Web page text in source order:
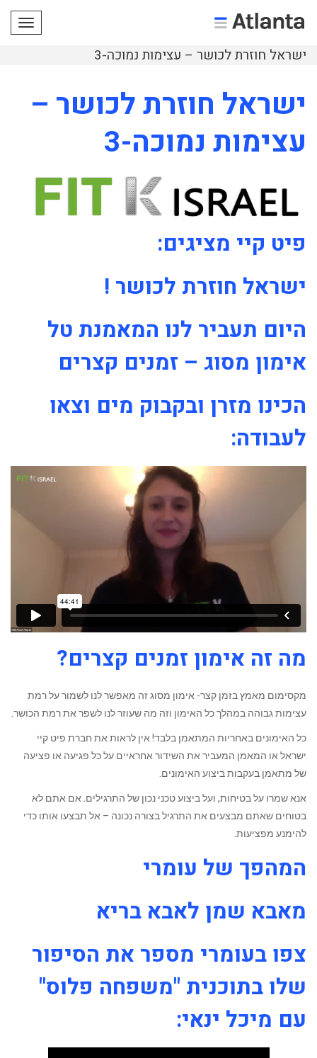
ישראל חוזרת לכושר – עצימות נמוכה-3
ישראל חוזרת לכושר –
עצימות נמוכה-3
פיט קיי מציגים:
ישראל חוזרת לכושר !
היום תעביר לנו המאמנת טל
אימון מסוג – זמנים קצרים
הכינו מזרן ובקבוק מים וצאו
לעבודה:
מה זה אימון זמנים קצרים?
מקסימום מאמץ בזמן קצר- אימון מסוג זה מאפשר לנו לשמור על רמת
עצימות גבוהה במהלך כל האימון וזה מה שעוזר לנו לשפר את רמת הכושר.
כל האימונים באחריות המתאמן בלבד! אין לראות את חברת פיט קיי
ישראל או המאמן המעביר את השידור אחראיים על כל פגיעה או פציעה
של מתאמן בעקבות ביצוע האימונים.
אנא שמרו על בטיחות, ועל ביצוע טכני נכון של התרגילים. אם אתם לא
בטוחים שאתם מבצעים את התרגיל בצורה נכונה – אל תבצעו אותו כדי
להימנע מפציעות.
המהפך של עומרי
מאבא שמן לאבא בריא
צפו בעומרי מספר את הסיפור
שלו בתוכנית "משפחה פלוס"
עם מיכל ינאי: